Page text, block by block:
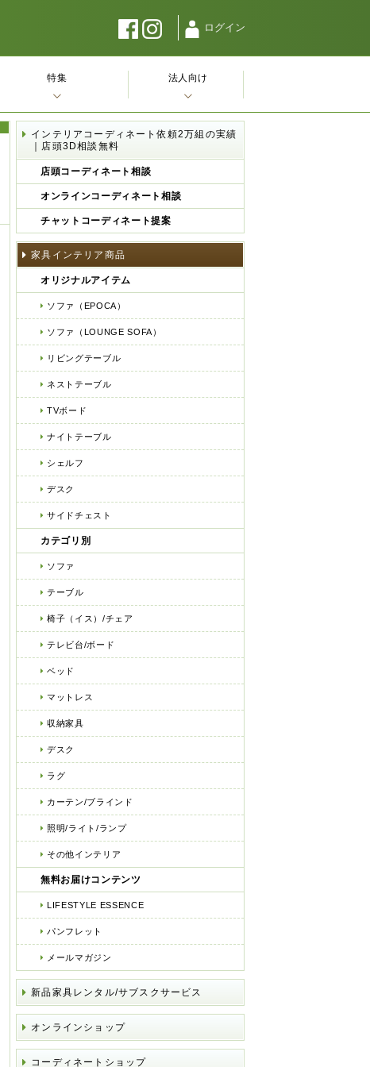
ログイン
インテリアコーディネート依頼2万組の実績
｜店頭3D相談無料
店頭コーディネート相談
オンラインコーディネート相談
チャットコーディネート提案
家具インテリア商品
オリジナルアイテム
ソファ（EPOCA）
ソファ（LOUNGE SOFA）
リビングテーブル
ネストテーブル
TVボード
ナイトテーブル
シェルフ
デスク
サイドチェスト
カテゴリ別
ソファ
テーブル
椅子（イス）/チェア
テレビ台/ボード
ベッド
マットレス
収納家具
デスク
ラグ
カーテン/ブラインド
照明/ライト/ランプ
その他インテリア
無料お届けコンテンツ
LIFESTYLE ESSENCE
パンフレット
メールマガジン
新品家具レンタル/サブスクサービス
オンラインショップ
コーディネートショップ
特集 法人向け